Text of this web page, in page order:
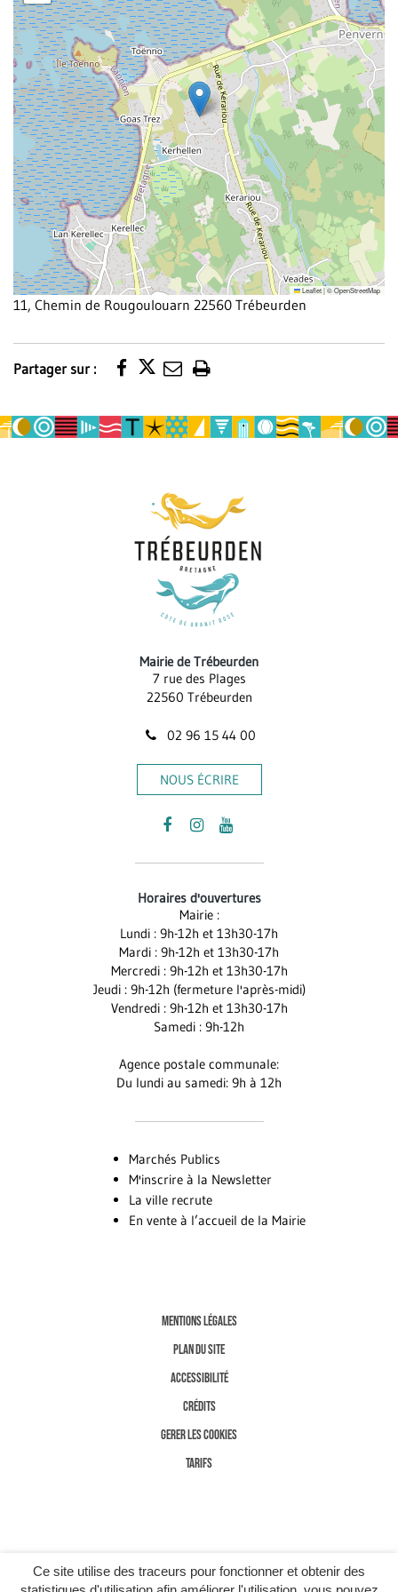
Ce site utilise des traceurs pour fonctionner et obtenir des
Leaflet|©OpenStreetMap
11, Chemin de Rougoulouarn 22560 Trébeurden
Partager sur :
Imprimer
page
Mairie de Trébeurden
7 rue des Plages
22560 Trébeurden
02 96 15 44 00
NOUS ÉCRIRE
Lien
compte
Facebook
Lien
compte
Instagram
Lien
chaîne
Youtube
Horaires d'ouvertures
Mairie :
Lundi : 9h-12h et 13h30-17h
Mardi : 9h-12h et 13h30-17h
Mercredi : 9h-12h et 13h30-17h
Jeudi : 9h-12h (fermeture l'après-midi)
Vendredi : 9h-12h et 13h30-17h
Samedi : 9h-12h
Agence postale communale:
Du lundi au samedi: 9h à 12h
Marchés Publics
M'inscrire à la Newsletter
La ville recrute
En vente à l’accueil de la Mairie
MENTIONS LÉGALES
PLAN DU SITE
ACCESSIBILITÉ
CRÉDITS
GERER LES COOKIES
TARIFS